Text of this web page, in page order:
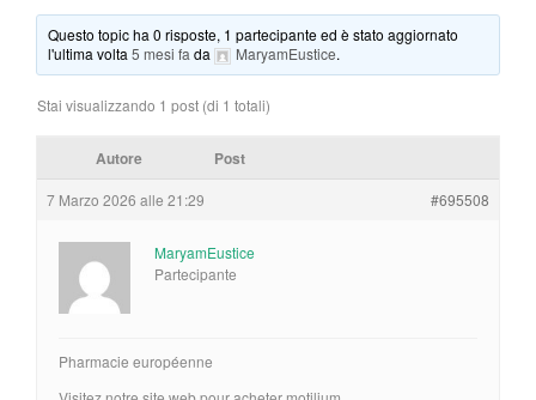
a
i
Questo topic ha 0 risposte, 1 partecipante ed è stato aggiornato
l'ultima volta5 mesi fa da MaryamEustice.
Stai visualizzando 1 post (di 1 totali)
Autore Post
7 Marzo 2026 alle 21:29 #695508
MaryamEustice
Partecipante
Pharmacie européenne